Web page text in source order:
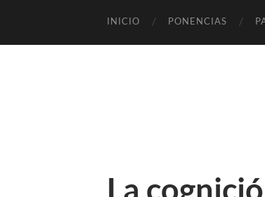
INICIO PONENCIAS
La